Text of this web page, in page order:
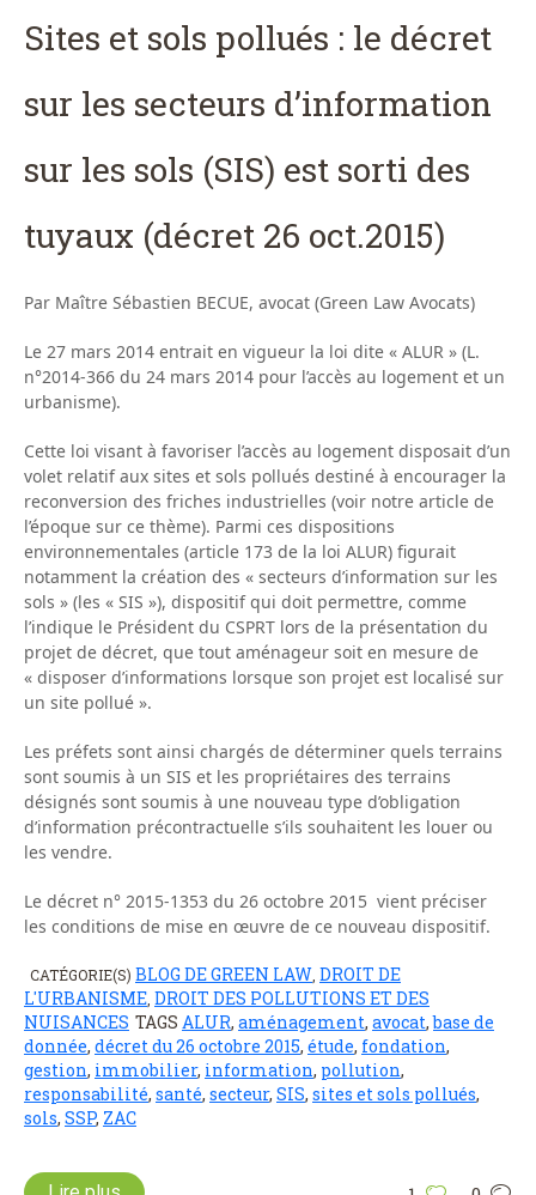
Sites et sols pollués : le décret
sur les secteurs d’information
sur les sols (SIS) est sorti des
tuyaux (décret 26 oct.2015)
Par Maître Sébastien BECUE, avocat (Green Law Avocats)
Le 27 mars 2014 entrait en vigueur la loi dite « ALUR » (L.
n°2014-366 du 24 mars 2014 pour l’accès au logement et un
urbanisme).
Cette loi visant à favoriser l’accès au logement disposait d’un
volet relatif aux sites et sols pollués destiné à encourager la
reconversion des friches industrielles (voir notre article de
l’époque sur ce thème). Parmi ces dispositions
environnementales (article 173 de la loi ALUR) figurait
notamment la création des « secteurs d’information sur les
sols » (les « SIS »), dispositif qui doit permettre, comme
l’indique le Président du CSPRT lors de la présentation du
projet de décret, que tout aménageur soit en mesure de
« disposer d’informations lorsque son projet est localisé sur
un site pollué ».
Les préfets sont ainsi chargés de déterminer quels terrains
sont soumis à un SIS et les propriétaires des terrains
désignés sont soumis à une nouveau type d’obligation
d’information précontractuelle s’ils souhaitent les louer ou
les vendre.
Le décret n° 2015-1353 du 26 octobre 2015 vient préciser
les conditions de mise en œuvre de ce nouveau dispositif.
CATÉGORIE(S) BLOG DE GREEN LAW DROIT DE
L'URBANISME DROIT DES POLLUTIONS ET DES
NUISANCES TAGS ALUR, aménagement, avocat,base de
donnée, décret du 26 octobre 2015, étude, fondation,
gestion, immobilier, information, pollution,
responsabilité, santé, secteur, SIS, sites et sols pollués,
sols, SSP, ZAC